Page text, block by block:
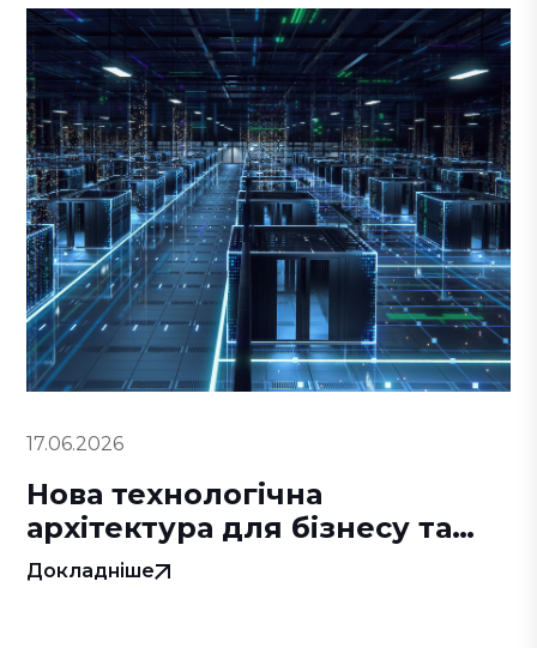
17.06.2026
Нова технологічна
архітектура для бізнесу та
держави
Докладніше